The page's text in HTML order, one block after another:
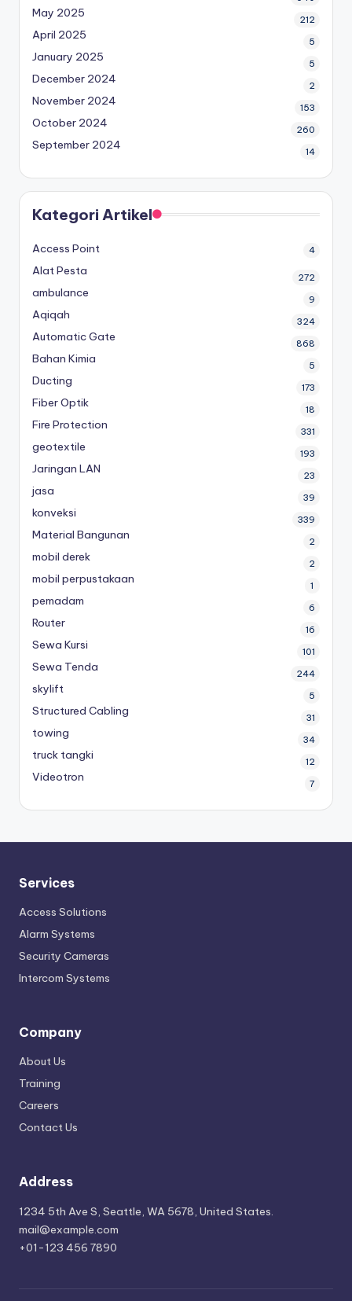
May 2025 212
April 2025 5
January 2025 5
December 2024 2
November 2024 153
October 2024 260
September 2024 14
Kategori Artikel
Access Point 4
Alat Pesta 272
ambulance 9
Aqiqah 324
Automatic Gate 868
Bahan Kimia 5
Ducting 173
Fiber Optik 18
Fire Protection 331
geotextile 193
Jaringan LAN 23
jasa 39
konveksi 339
Material Bangunan 2
mobil derek 2
mobil perpustakaan 1
pemadam 6
Router 16
Sewa Kursi 101
Sewa Tenda 244
skylift 5
Structured Cabling 31
towing 34
truck tangki 12
Videotron 7
Services
Access Solutions
Alarm Systems
Security Cameras
Intercom Systems
Company
About Us
Training
Careers
Contact Us
Address
1234 5th Ave S, Seattle, WA 5678, United States.
mail@example.com
+01-123 456 7890